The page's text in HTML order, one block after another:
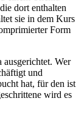
dort enthalten
sie in dem Kurs
Form
ausgerichtet. Wer
und
hat, für den ist
wird es